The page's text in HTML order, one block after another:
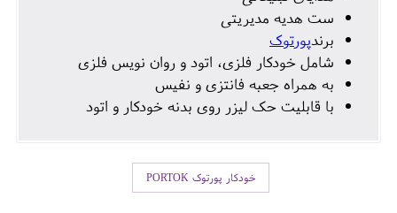
ست هدیه مدیریتی
برندپورتوک
شامل خودکار فلزی، اتود و روان نویس فلزی
به همراه جعبه فانتزی و نفیس
با قابلیت حک لیزر روی بدنه خودکار و اتود
خودکار پورتوک PORTOK